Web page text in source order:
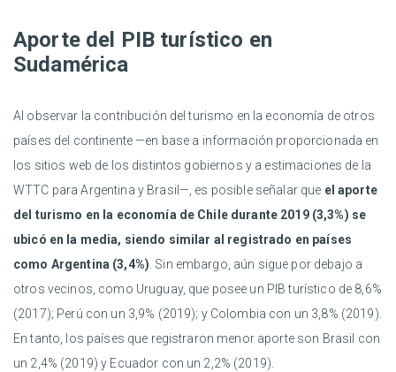
Aporte del PIB turístico en
Sudamérica
Al observar la contribución del turismo en la economía de otros
países del continente —en base a información proporcionada en
los sitios web de los distintos gobiernos y a estimaciones de la
WTTC para Argentina y Brasil—, es posible señalar que el aporte
del turismo en la economía de Chile durante 2019 (3,3%) se
ubicó en la media, siendo similar al registrado en países
como Argentina (3,4%) . Sin embargo, aún sigue por debajo a
otros vecinos, como Uruguay, que posee un PIB turístico de 8,6%
(2017); Perú con un 3,9% (2019); y Colombia con un 3,8% (2019).
En tanto, los países que registraron menor aporte son Brasil con
un 2,4% (2019) y Ecuador con un 2,2% (2019).